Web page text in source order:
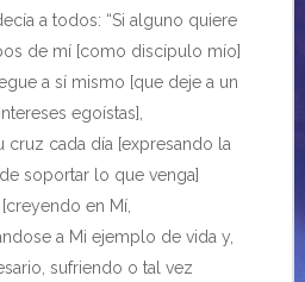
a todos: “Si alguno quiere
de mí [como discípulo mío]
a sí mismo [que deje a un
egoístas],
cruz cada día [expresando la
soportar lo que venga]
en Mí,
a Mi ejemplo de vida y,
sufriendo o tal vez